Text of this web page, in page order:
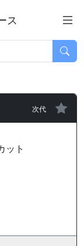
ス
次代
ット